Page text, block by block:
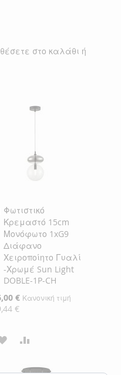
στο καλάθι ή
Φωτιστικό
Κρεμαστό 15cm
Μονόφωτο 1xG9
Διάφανο
Χειροποίητο Γυαλί
-Χρωμέ Sun Light
DOBLE-1P-CH
€ Κανονική τιμή
€
Προσθήκη
στο
Καλάθι
ΠΡΟΣΘΉΚΗ